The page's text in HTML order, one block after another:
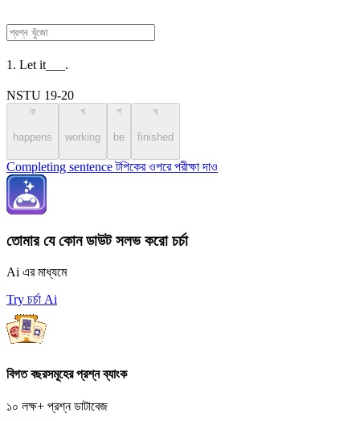
1. Let it___.
NSTU 19-20
ক
happens
খ
working
গ
be
ঘ
finished
Completing sentence টপিকের ওপরে পরীক্ষা দাও
তোমার যে কোন ডাউট সলভ করো চর্চা
Ai এর মাধ্যমে
Try চর্চা Ai
বিগত বছরসমূহের প্রশ্ন ব্যাংক
১০ লক্ষ+ প্রশ্ন ডাটাবেজ